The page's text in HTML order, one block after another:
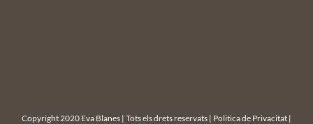
Copyright 2020 Eva Blanes | Tots els drets reservats | Politica de Privacitat |